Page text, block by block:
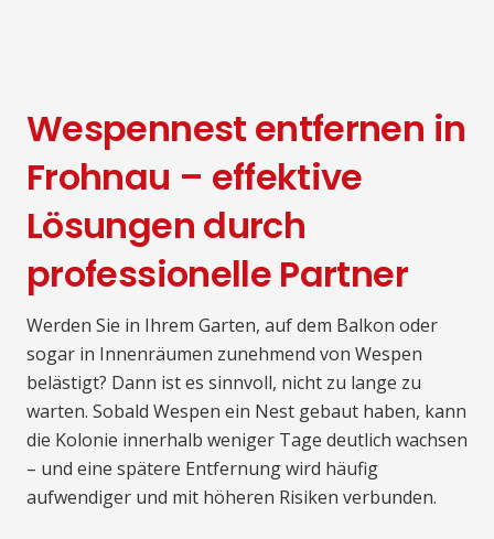
Wespennest entfernen in
Frohnau – effektive
Lösungen durch
professionelle Partner
Werden Sie in Ihrem Garten, auf dem Balkon oder
sogar in Innenräumen zunehmend von Wespen
belästigt? Dann ist es sinnvoll, nicht zu lange zu
warten. Sobald Wespen ein Nest gebaut haben, kann
die Kolonie innerhalb weniger Tage deutlich wachsen
– und eine spätere Entfernung wird häufig
aufwendiger und mit höheren Risiken verbunden.